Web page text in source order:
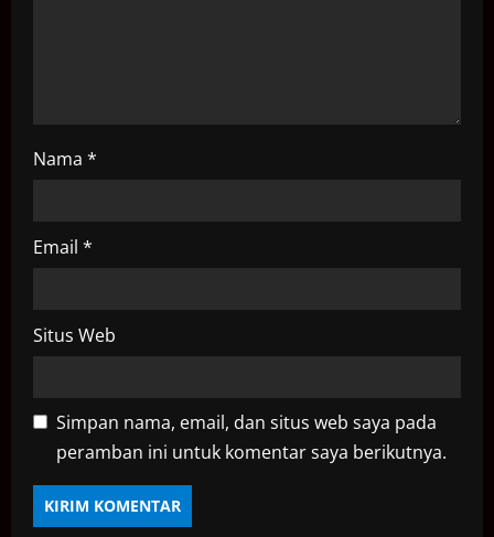
Nama *
Email *
Situs Web
Simpan nama, email, dan situs web saya pada
peramban ini untuk komentar saya berikutnya.